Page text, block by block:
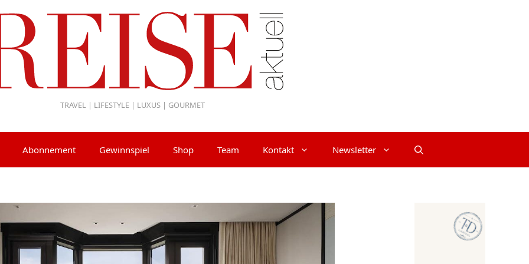
TRAVEL | LIFESTYLE | LUXUS | GOURMET
Abonnement Gewinnspiel Shop Team Kontakt Newsletter